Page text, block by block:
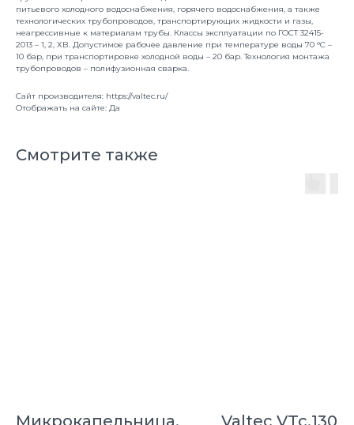
питьевого холодного водоснабжения, горячего водоснабжения, а также
технологических трубопроводов, транспортирующих жидкости и газы,
неагрессивные к материалам трубы. Классы эксплуатации по ГОСТ 32415-
2013 – 1, 2, ХВ. Допустимое рабочее давление при температуре воды 70 °C –
10 бар, при транспортировке холодной воды – 20 бар. Технология монтажа
трубопроводов – полифузионная сварка.
Сайт производителя: https://valtec.ru/
Отображать на сайте: Да
Смотрите также
Микрокапельница,
Valtec